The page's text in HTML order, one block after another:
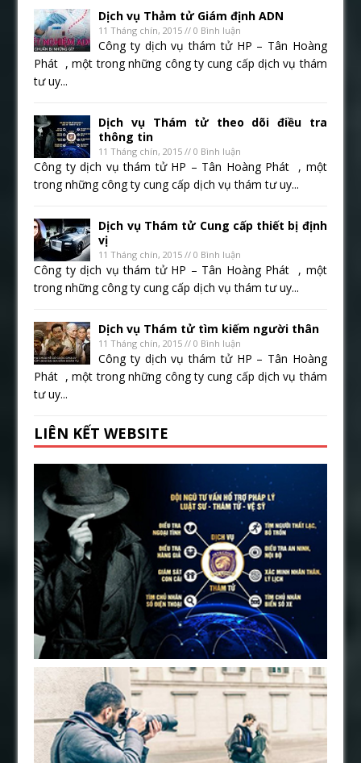
Dịch vụ Thảm tử Giám định ADN
11 Tháng chín, 2015 // 0 Bình luận
Công ty dịch vụ thám tử HP – Tân Hoàng
Phát , một trong những công ty cung cấp dịch vụ thám
tư uy...
Dịch vụ Thám tử theo dõi điều tra
thông tin
11 Tháng chín, 2015 // 0 Bình luận
Công ty dịch vụ thám tử HP – Tân Hoàng Phát , một
trong những công ty cung cấp dịch vụ thám tư uy...
Dịch vụ Thám tử Cung cấp thiết bị định
vị
11 Tháng chín, 2015 // 0 Bình luận
Công ty dịch vụ thám tử HP – Tân Hoàng Phát , một
trong những công ty cung cấp dịch vụ thám tư uy...
Dịch vụ Thám tử tìm kiếm người thân
11 Tháng chín, 2015 // 0 Bình luận
Công ty dịch vụ thám tử HP – Tân Hoàng
Phát , một trong những công ty cung cấp dịch vụ thám
tư uy...
LIÊN KẾT WEBSITE